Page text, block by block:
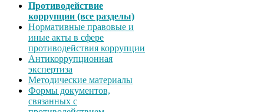
Противодействие
коррупции (все разделы)
Нормативные правовые и
иные акты в сфере
противодействия коррупции
Антикоррупционная
экспертиза
Методические материалы
Формы документов,
связанных с